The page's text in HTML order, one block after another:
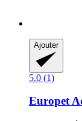
Ajouter
5.0 (1)
Europet